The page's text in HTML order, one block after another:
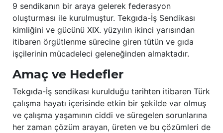
9 sendikanın bir araya gelerek federasyon
oluşturması ile kurulmuştur. Tekgıda-İş Sendikası
kimliğini ve gücünü XIX. yüzyılın ikinci yarısından
itibaren örgütlenme sürecine giren tütün ve gıda
işçilerinin mücadeleci geleneğinden almaktadır.
Amaç ve Hedefler
Tekgıda-İş sendikası kurulduğu tarihten itibaren Türk
çalışma hayatı içerisinde etkin bir şekilde var olmuş
ve çalışma yaşamının ciddi ve süregelen sorunlarına
her zaman çözüm arayan, üreten ve bu çözümleri de